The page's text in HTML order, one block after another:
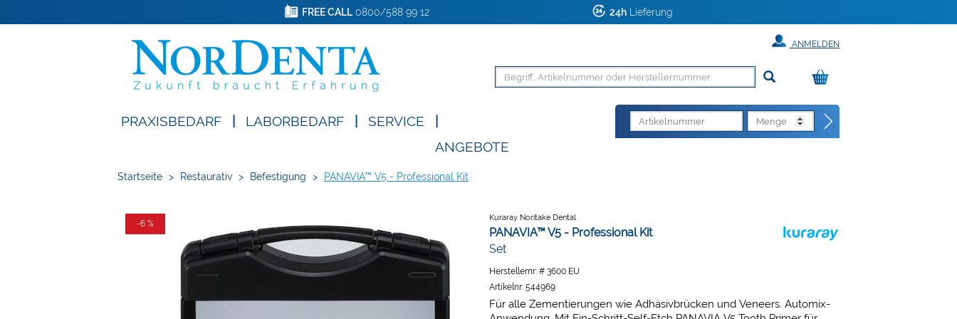
FREE CALL0800/588 99 12 24h Lieferung
ANMELDEN
PRAXISBEDARF LABORBEDARF SERVICE
ANGEBOTE
Startseite > Restaurativ > Befestigung > PANAVIA™ V5 - Professional Kit
-6 %
Kuraray Noritake Dental
PANAVIA™ V5 - Professional Kit
Set
Herstellernr: # 3600 EU
Artikelnr: 544969
Für alle Zementierungen wie Adhäsivbrücken und Veneers. Automix-